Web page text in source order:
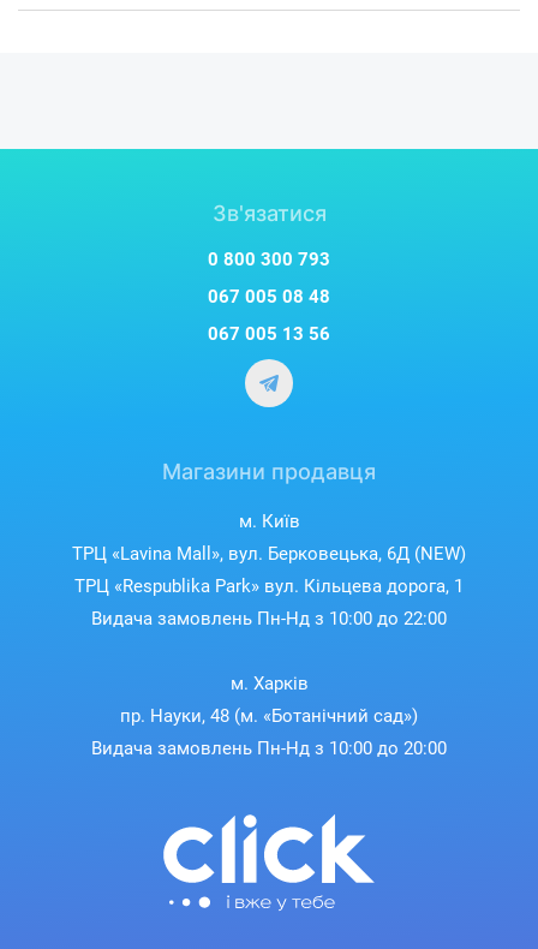
Зв'язатися
0 800 300 793
067 005 08 48
067 005 13 56
Магазини продавця
м. Київ
ТРЦ «Lavina Mall», вул. Берковецька, 6Д (NEW)
ТРЦ «Respublika Park» вул. Кільцева дорога, 1
Видача замовлень Пн-Нд з 10:00 до 22:00
м. Харків
пр. Науки, 48 (м. «Ботанічний сад»)
Видача замовлень Пн-Нд з 10:00 до 20:00